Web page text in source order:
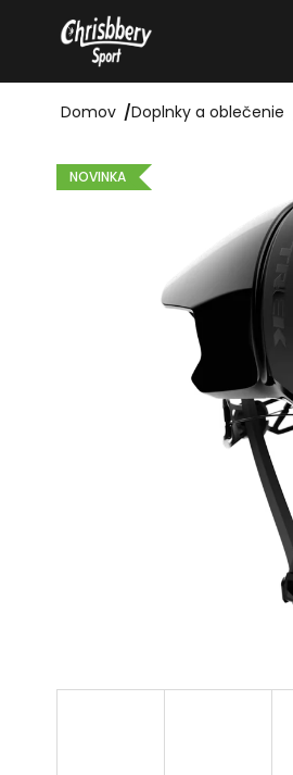
Domov /Doplnky a oblečenie
NOVINKA
š
Späť
obchodu
Späť
obchodu